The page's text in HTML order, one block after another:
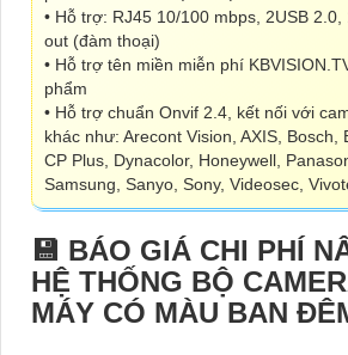
• Hỗ trợ: RJ45 10/100 mbps, 2USB
out (đàm thoại)
• Hỗ trợ tên miền miễn phí
phẩm
• Hỗ trợ chuẩn Onvif 2.4, kết nối với
khác như: Arecont Vision, AXIS, Bosch,
CP Plus, Dynacolor, Honeywell,
Samsung, Sanyo, Sony, Videosec,
💾 BÁO GIÁ CHI PHÍ
HỆ THỐNG BỘ
MÁY CÓ MÀU BAN